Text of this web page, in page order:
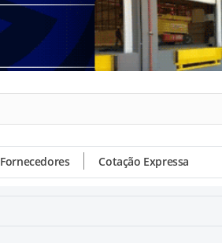
Fornecedores Cotação Expressa